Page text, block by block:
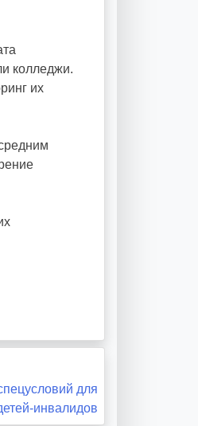
колледжи.
их
для
инвалидов